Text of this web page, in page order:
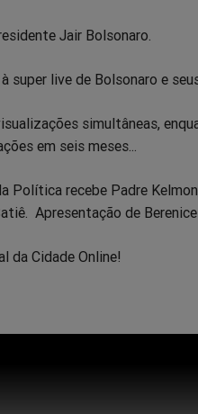
Jair Bolsonaro.
super live de Bolsonaro e
simultâneas,
em seis meses...
Política recebe Padre
Apresentação de
da Cidade Online!